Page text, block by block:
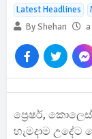
Latest Headlines
By Shehan
ප්‍රෙෂර්,
හැමදාම